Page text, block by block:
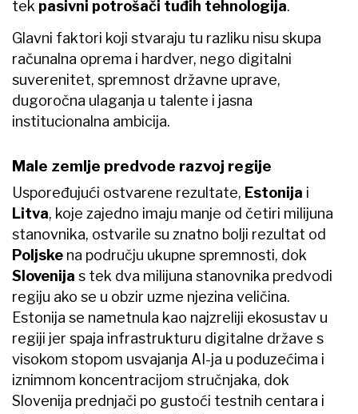
tek pasivni potrošači tuđih tehnologija.
Glavni faktori koji stvaraju tu razliku nisu skupa
računalna oprema i hardver, nego digitalni
suverenitet, spremnost državne uprave,
dugoročna ulaganja u talente i jasna
institucionalna ambicija.
Male zemlje predvode razvoj regije
Uspoređujući ostvarene rezultate, Estonija i
Litva, koje zajedno imaju manje od četiri milijuna
stanovnika, ostvarile su znatno bolji rezultat od
Poljske na području ukupne spremnosti, dok
Slovenija s tek dva milijuna stanovnika predvodi
regiju ako se u obzir uzme njezina veličina.
Estonija se nametnula kao najzreliji ekosustav u
regiji jer spaja infrastrukturu digitalne države s
visokom stopom usvajanja AI-ja u poduzećima i
iznimnom koncentracijom stručnjaka, dok
Slovenija prednjači po gustoći testnih centara i